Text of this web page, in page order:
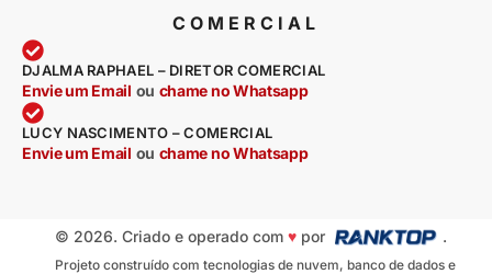
COMERCIAL
DJALMA RAPHAEL – DIRETOR COMERCIAL
Envie um Email ou chame no Whatsapp
LUCY NASCIMENTO – COMERCIAL
Envie um Email ou chame no Whatsapp
© 2026. Criado e operado com ♥por .
Projeto construído com tecnologias de nuvem, banco de dados e